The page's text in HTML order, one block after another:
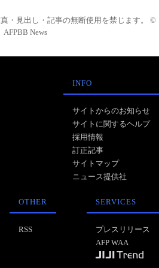
・見出し・記事の無断使用を禁じます。 ©
AFPBB News
INFO
サイトからのお知らせ
サイトに関するヘルプ
採用情報
訂正記事
サイトマップ
ニュース提供社
OTHER
RSS
SERVICES
プレスリリース
AFP WAA